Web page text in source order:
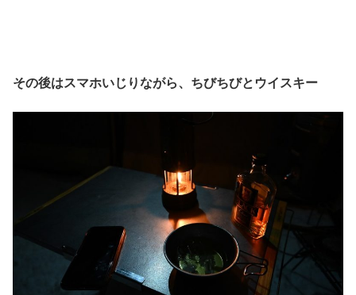
その後はスマホいじりながら、ちびちびとウイスキー